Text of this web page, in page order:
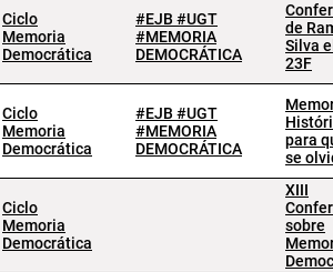
Ciclo
Memoria
Democrática
#EJB #UGT
#MEMORIA
DEMOCRÁTICA
de
Silva
23F
Ciclo
Memoria
Democrática
#EJB #UGT
#MEMORIA
DEMOCRÁTICA
para
se
Ciclo
Memoria
Democrática
XIII
sobre